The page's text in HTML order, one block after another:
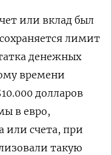
или вклад был
лимит
денежных
времени
долларов
в евро,
или счета, при
такую